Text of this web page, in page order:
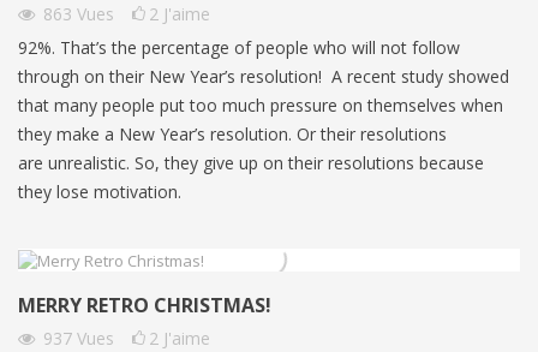
863 Vues 2 J'aime
92%. That’s the percentage of people who will not follow
through on their New Year’s resolution! A recent study showed
that many people put too much pressure on themselves when
they make a New Year’s resolution. Or their resolutions
are unrealistic. So, they give up on their resolutions because
they lose motivation.
MERRY RETRO CHRISTMAS!
937 Vues 2 J'aime